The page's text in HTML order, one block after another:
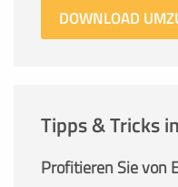
DOWNLOAD
Tipps & Tricks
Profitieren Sie von